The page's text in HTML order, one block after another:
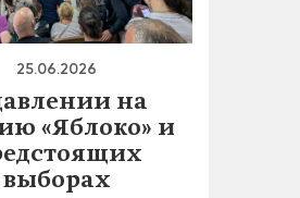
25.06.2026
на
«Яблоко» и
выборах